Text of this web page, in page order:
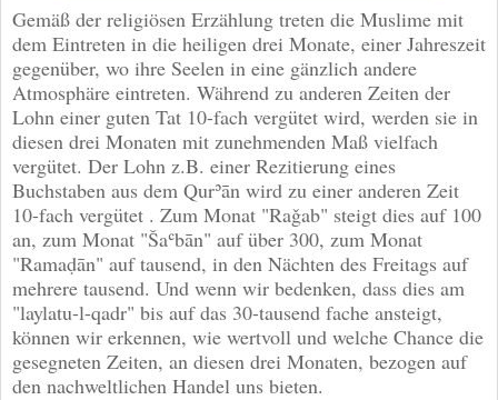
Gemäß der religiösen Erzählung treten die Muslime mit
dem Eintreten in die heiligen drei Monate, einer Jahreszeit
gegenüber, wo ihre Seelen in eine gänzlich andere
Atmosphäre eintreten. Während zu anderen Zeiten der
Lohn einer guten Tat 10-fach vergütet wird, werden sie in
diesen drei Monaten mit zunehmenden Maß vielfach
vergütet. Der Lohn z.B. einer Rezitierung eines
Buchstaben aus dem Qurʾān wird zu einer anderen Zeit
10-fach vergütet . Zum Monat "Raǧab" steigt dies auf 100
an, zum Monat "Šaʿbān" auf über 300, zum Monat
"Ramaḍān" auf tausend, in den Nächten des Freitags auf
mehrere tausend. Und wenn wir bedenken, dass dies am
"laylatu-l-qadr" bis auf das 30-tausend fache ansteigt,
können wir erkennen, wie wertvoll und welche Chance die
gesegneten Zeiten, an diesen drei Monaten, bezogen auf
den nachweltlichen Handel uns bieten.